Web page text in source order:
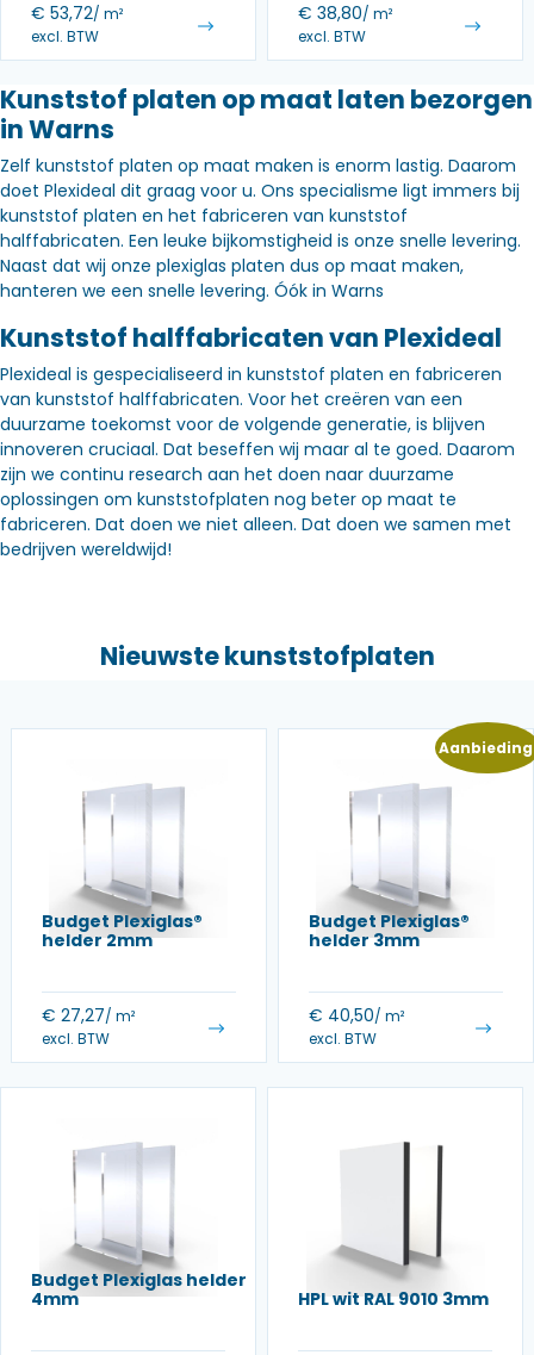
€ 53,72/ m²
excl. BTW
€ 38,80/ m²
excl. BTW
Kunststof platen op maat laten bezorgen
in Warns
Zelf kunststof platen op maat maken is enorm lastig. Daarom
doet Plexideal dit graag voor u. Ons specialisme ligt immers bij
kunststof platen en het fabriceren van kunststof
halffabricaten. Een leuke bijkomstigheid is onze snelle levering.
Naast dat wij onze plexiglas platen dus op maat maken,
hanteren we een snelle levering. Óók in Warns
Kunststof halffabricaten van Plexideal
Plexideal is gespecialiseerd in kunststof platen en fabriceren
van kunststof halffabricaten. Voor het creëren van een
duurzame toekomst voor de volgende generatie, is blijven
innoveren cruciaal. Dat beseffen wij maar al te goed. Daarom
zijn we continu research aan het doen naar duurzame
oplossingen om kunststofplaten nog beter op maat te
fabriceren. Dat doen we niet alleen. Dat doen we samen met
bedrijven wereldwijd!
Nieuwste kunststofplaten
Budget Plexiglas®
helder 2mm
€ 27,27/ m²
excl. BTW
Budget Plexiglas®
helder 3mm
€ 40,50/ m²
excl. BTW
Budget Plexiglas helder
4mm
HPL wit RAL 9010 3mm